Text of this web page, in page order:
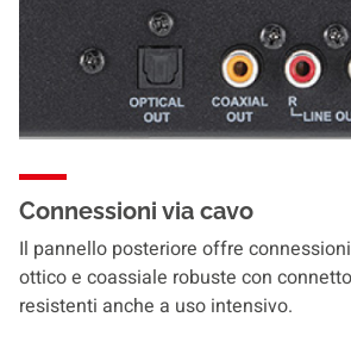
Connessioni via cavo
Il pannello posteriore offre connessioni
ottico e coassiale robuste con
resistenti anche a uso intensivo.